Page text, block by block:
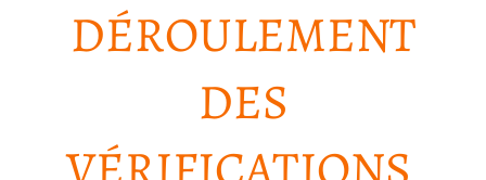
DÉROULEMENT
DES